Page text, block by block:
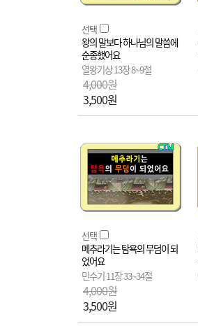
선택
왕의 말보다 하나님의 말씀에
순종했어요
열왕기상 13장 8~9절
4,000원
3,500원
선택
메추라기는 탐욕의 무덤이 되
었어요
민수기 11장 33~34절
4,000원
3,500원